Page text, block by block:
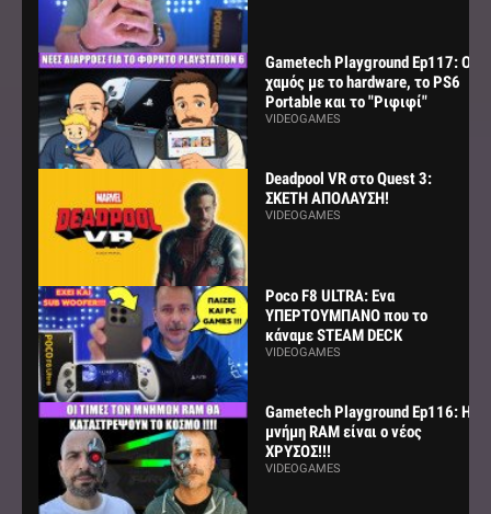
Gametech Playground Ep117: Ο
χαμός με το hardware, το PS6
Portable και το "Ριφιφί"
VIDEOGAMES
Deadpool VR στο Quest 3:
ΣΚΕΤΗ ΑΠΟΛΑΥΣΗ!
VIDEOGAMES
Poco F8 ULTRA: Ενα
ΥΠΕΡΤΟΥΜΠΑΝΟ που το
κάναμε STEAM DECK
VIDEOGAMES
Gametech Playground Ep116: Η
μνήμη RAM είναι ο νέος
ΧΡΥΣΟΣ!!!
VIDEOGAMES